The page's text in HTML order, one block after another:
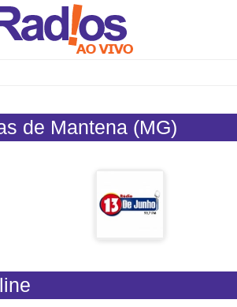
de Mantena (MG)